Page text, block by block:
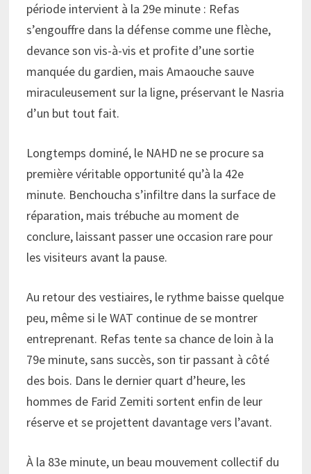
période intervient à la 29e minute : Refas
s’engouffre dans la défense comme une flèche,
devance son vis-à-vis et profite d’une sortie
manquée du gardien, mais Amaouche sauve
miraculeusement sur la ligne, préservant le Nasria
d’un but tout fait.
Longtemps dominé, le NAHD ne se procure sa
première véritable opportunité qu’à la 42e
minute. Benchoucha s’infiltre dans la surface de
réparation, mais trébuche au moment de
conclure, laissant passer une occasion rare pour
les visiteurs avant la pause.
Au retour des vestiaires, le rythme baisse quelque
peu, même si le WAT continue de se montrer
entreprenant. Refas tente sa chance de loin à la
79e minute, sans succès, son tir passant à côté
des bois. Dans le dernier quart d’heure, les
hommes de Farid Zemiti sortent enfin de leur
réserve et se projettent davantage vers l’avant.
À la 83e minute, un beau mouvement collectif du